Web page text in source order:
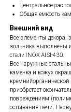
Центральное
Общая емкость
Внешний вид
Все элементы декора,
зольника выполнены
стали INOX AISI-430.
Все наружные
каменка и кожух
кремнийорганической
приобретает
повреждениям
остывания печи.